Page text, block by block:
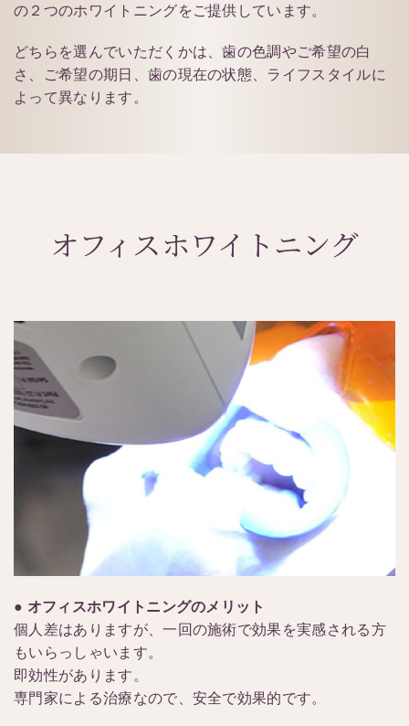
の２つのホワイトニングをご提供しています。
どちらを選んでいただくかは、歯の色調やご希望の白
さ、ご希望の期日、歯の現在の状態、ライフスタイルに
よって異なります。
オフィスホワイトニング
● オフィスホワイトニングのメリット
個人差はありますが、一回の施術で効果を実感される方
もいらっしゃいます。
即効性があります。
専門家による治療なので、安全で効果的です。